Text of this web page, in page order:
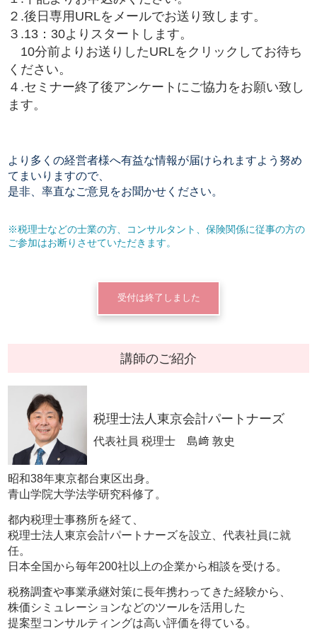
２.後日専用URLをメールでお送り致します。
３.13：30よりスタートします。
10分前よりお送りしたURLをクリックしてお待ち
ください。
４.セミナー終了後アンケートにご協力をお願い致し
ます。
より多くの経営者様へ有益な情報が届けられますよう努め
てまいりますので、
是非、率直なご意見をお聞かせください。
※税理士などの士業の方、コンサルタント、保険関係に従事の方の
ご参加はお断りさせていただきます。
受付は終了しました
講師のご紹介
税理士法人東京会計パートナーズ
代表社員 税理士 島﨑 敦史
昭和38年東京都台東区出身。
青山学院大学法学研究科修了。
都内税理士事務所を経て、
税理士法人東京会計パートナーズを設立、代表社員に就
任。
日本全国から毎年200社以上の企業から相談を受ける。
税務調査や事業承継対策に長年携わってきた経験から、
株価シミュレーションなどのツールを活用した
提案型コンサルティングは高い評価を得ている。